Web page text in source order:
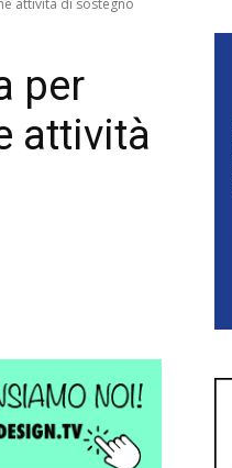
attività di sostegno
per
attività